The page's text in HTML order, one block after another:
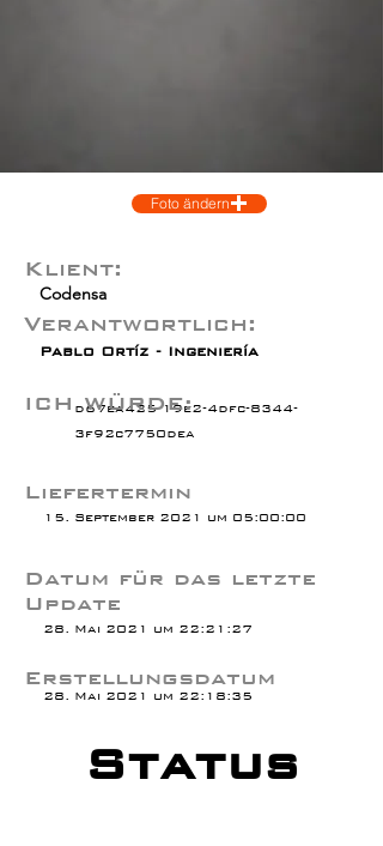
Foto ändern
Codensa
Klient:
Verantwortlich:
Pablo Ortíz - Ingeniería
d67ea425-19e2-4dfc-8344-
3f92c7750dea
ICH WÜRDE:
Liefertermin
15. September 2021 um 05:00:00
Datum für das letzte
Update
28. Mai 2021 um 22:21:27
28. Mai 2021 um 22:18:35
Erstellungsdatum
Status